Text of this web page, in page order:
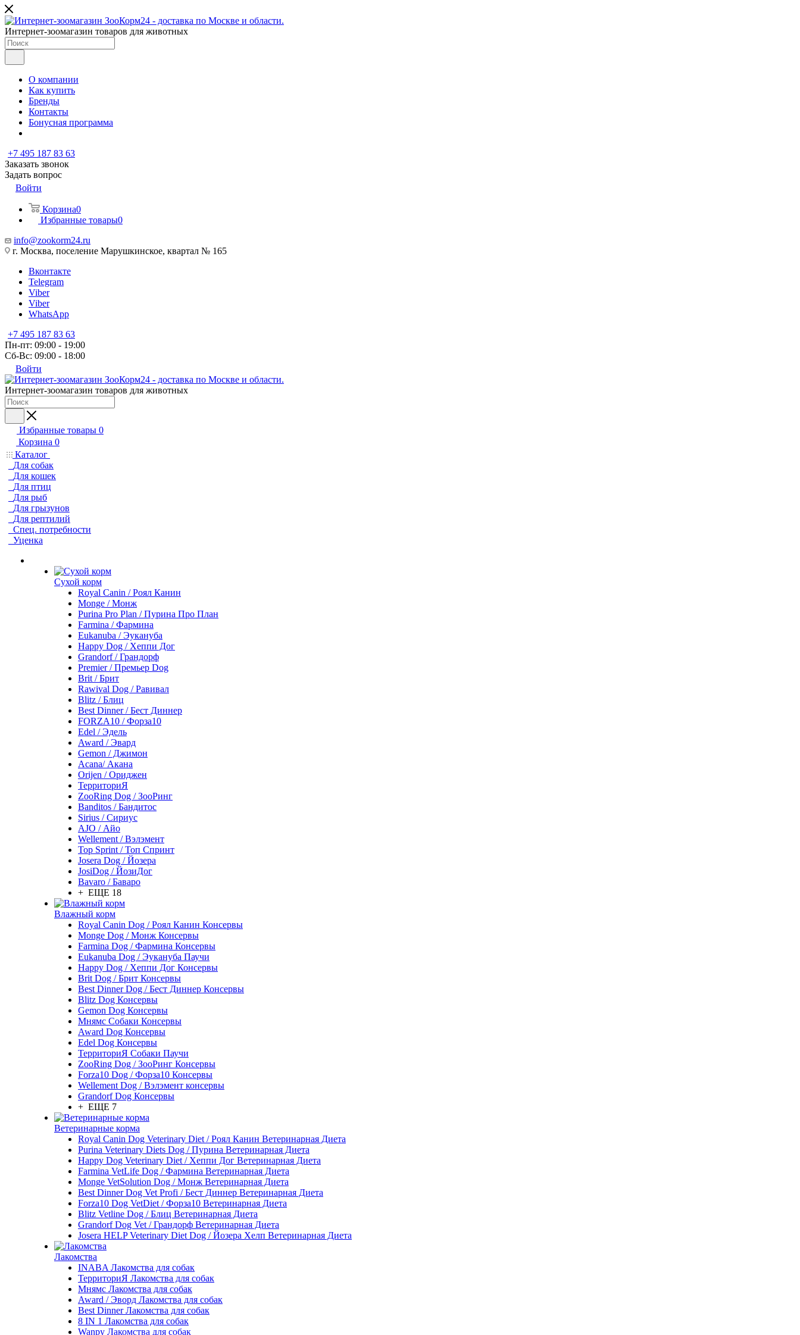
Интернет-зоомагазин товаров для животных
О компании
Как купить
Бренды
Контакты
Бонусная программа
+7 495 187 83 63
Заказать звонок
Задать вопрос
Войти
Корзина0
Избранные товары0
info@zookorm24.ru
г. Москва, поселение Марушкинское, квартал № 165
Вконтакте
Telegram
Viber
Viber
WhatsApp
+7 495 187 83 63
Пн-пт: 09:00 - 19:00
Сб-Вс: 09:00 - 18:00
Войти
Интернет-зоомагазин товаров для животных
Избранные товары 0
Корзина 0
Каталог
Для собак
Для кошек
Для птиц
Для рыб
Для грызунов
Для рептилий
Спец. потребности
Уценка
Сухой корм
Royal Canin / Роял Канин
Monge / Монж
Purina Pro Plan / Пурина Про План
Farmina / Фармина
Eukanuba / Эукануба
Happy Dog / Хеппи Дог
Grandorf / Грандорф
Premier / Премьер Dog
Brit / Брит
Rawival Dog / Равивал
Blitz / Блиц
Best Dinner / Бест Диннер
FORZA10 / Форза10
Edel / Эдель
Award / Эвард
Gemon / Джимон
Acana/ Акана
Orijen / Ориджен
ТерриториЯ
ZooRing Dog / ЗооРинг
Banditos / Бандитос
Sirius / Сириус
AJO / Айо
Wellement / Вэлэмент
Top Sprint / Топ Спринт
Josera Dog / Йозера
JosiDog / ЙозиДог
Bavaro / Баваро
+ ЕЩЕ 18
Влажный корм
Royal Canin Dog / Роял Канин Консервы
Monge Dog / Монж Консервы
Farmina Dog / Фармина Консервы
Eukanuba Dog / Эукануба Паучи
Happy Dog / Хеппи Дог Консервы
Brit Dog / Брит Консервы
Best Dinner Dog / Бест Диннер Консервы
Blitz Dog Консервы
Gemon Dog Консервы
Мнямс Собаки Консервы
Award Dog Консервы
Edel Dog Консервы
ТерриториЯ Собаки Паучи
ZooRing Dog / ЗооРинг Консервы
Forza10 Dog / Форза10 Консервы
Wellement Dog / Вэлэмент консервы
Grandorf Dog Консервы
+ ЕЩЕ 7
Ветеринарные корма
Royal Canin Dog Veterinary Diet / Роял Канин Ветеринарная Диета
Purina Veterinary Diets Dog / Пурина Ветеринарная Диета
Happy Dog Veterinary Diet / Хеппи Дог Ветеринарная Диета
Farmina VetLife Dog / Фармина Ветеринарная Диета
Monge VetSolution Dog / Монж Ветеринарная Диета
Best Dinner Dog Vet Profi / Бест Диннер Ветеринарная Диета
Forza10 Dog VetDiet / Форза10 Ветеринарная Диета
Blitz Vetline Dog / Блиц Ветеринарная Диета
Grandorf Dog Vet / Грандорф Ветеринарная Диета
Josera HELP Veterinary Diet Dog / Йозера Хелп Ветеринарная Диета
Лакомства
INABA Лакомства для собак
ТерриториЯ Лакомства для собак
Мнямс Лакомства для собак
Award / Эворд Лакомства для собак
Best Dinner Лакомства для собак
8 IN 1 Лакомства для собак
Wanpy Лакомства для собак